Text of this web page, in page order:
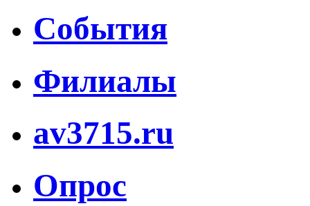
События
Филиалы
av3715.ru
Опрос